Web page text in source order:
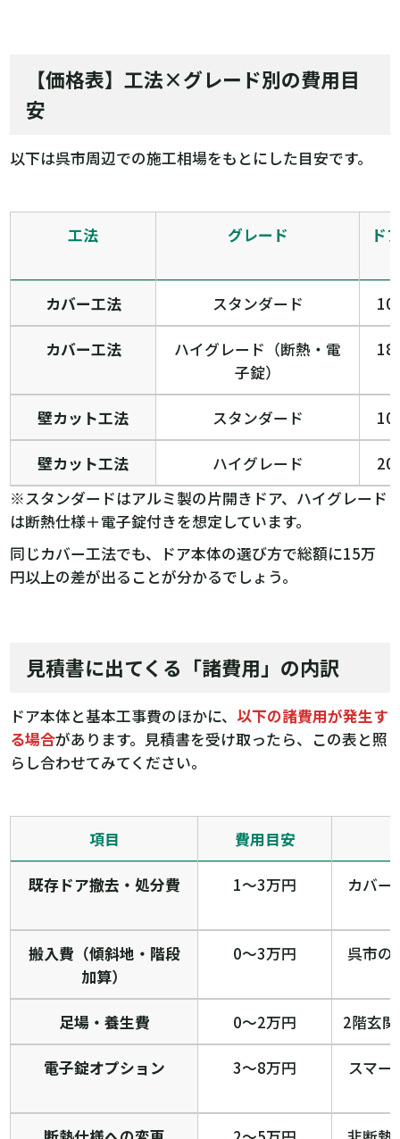
【価格表】工法×グレード別の費用目
安
以下は呉市周辺での施工相場をもとにした目安です。
工法 グレード ド
カバー工法 スタンダード 10
カバー工法
ハイグレード（断熱・電
子錠）
18
壁カット工法 スタンダード 10
壁カット工法 ハイグレード
20
※スタンダードはアルミ製の片開きドア、ハイグレード
は断熱仕様＋電子錠付きを想定しています。
同じカバー工法でも、ドア本体の選び方で総額に15万
円以上の差が出ることが分かるでしょう。
見積書に出てくる「諸費用」の内訳
ドア本体と基本工事費のほかに、 以下の諸費用が発生す
る場合があります。見積書を受け取ったら、この表と照
らし合わせてみてください。
項目 費用目安
既存ドア撤去・処分費 1〜3万円 カバー
搬入費（傾斜地・階段
加算）
0〜3万円 呉市の
足場・養生費 0〜2万円 2階玄
電子錠オプション 3〜8万円 スマー